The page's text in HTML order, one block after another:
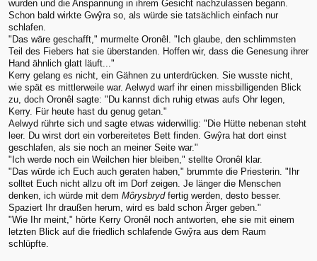
wurden und die Anspannung in ihrem Gesicht nachzulassen begann.
Schon bald wirkte Gwŷra so, als würde sie tatsächlich einfach nur
schlafen.
"Das wäre geschafft," murmelte Oronêl. "Ich glaube, den schlimmsten
Teil des Fiebers hat sie überstanden. Hoffen wir, dass die Genesung ihrer
Hand ähnlich glatt läuft..."
Kerry gelang es nicht, ein Gähnen zu unterdrücken. Sie wusste nicht,
wie spät es mittlerweile war. Aelwyd warf ihr einen missbilligenden Blick
zu, doch Oronêl sagte: "Du kannst dich ruhig etwas aufs Ohr legen,
Kerry. Für heute hast du genug getan."
Aelwyd rührte sich und sagte etwas widerwillig: "Die Hütte nebenan steht
leer. Du wirst dort ein vorbereitetes Bett finden. Gwŷra hat dort einst
geschlafen, als sie noch an meiner Seite war."
"Ich werde noch ein Weilchen hier bleiben," stellte Oronêl klar.
"Das würde ich Euch auch geraten haben," brummte die Priesterin. "Ihr
solltet Euch nicht allzu oft im Dorf zeigen. Je länger die Menschen
denken, ich würde mit dem Môrysbrydfertig werden, desto besser.
Spaziert Ihr draußen herum, wird es bald schon Ärger geben."
"Wie Ihr meint," hörte Kerry Oronêl noch antworten, ehe sie mit einem
letzten Blick auf die friedlich schlafende Gwŷra aus dem Raum
schlüpfte.